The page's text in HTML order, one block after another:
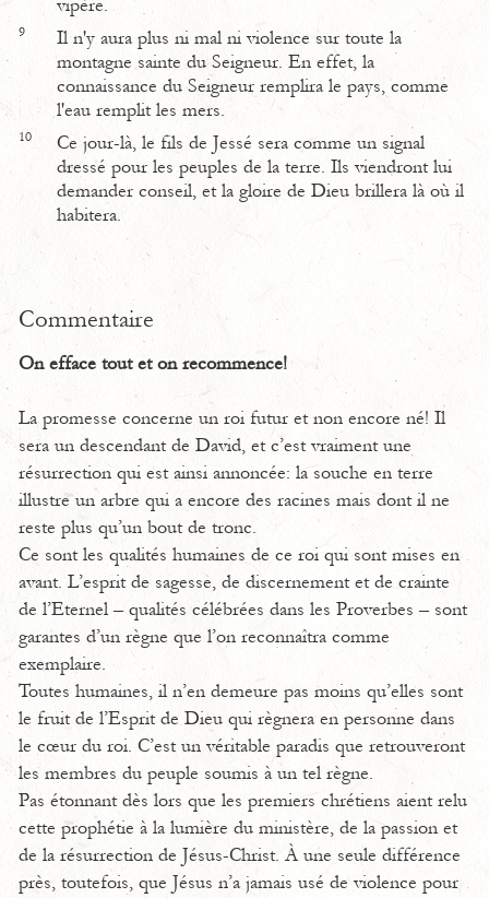
vipère.
9
Il n'y aura plus ni mal ni violence sur toute la
montagne sainte du Seigneur. En effet, la
connaissance du Seigneur remplira le pays, comme
l'eau remplit les mers.
10
Ce jour-là, le fils de Jessé sera comme un signal
dressé pour les peuples de la terre. Ils viendront lui
demander conseil, et la gloire de Dieu brillera là où il
habitera.
Commentaire
On efface tout et on recommence!
La promesse concerne un roi futur et non encore né! Il
sera un descendant de David, et c’est vraiment une
résurrection qui est ainsi annoncée: la souche en terre
illustre un arbre qui a encore des racines mais dont il ne
reste plus qu’un bout de tronc.
Ce sont les qualités humaines de ce roi qui sont mises en
avant. L’esprit de sagesse, de discernement et de crainte
de l’Eternel – qualités célébrées dans les Proverbes – sont
garantes d’un règne que l’on reconnaîtra comme
exemplaire.
Toutes humaines, il n’en demeure pas moins qu’elles sont
le fruit de l’Esprit de Dieu qui règnera en personne dans
le cœur du roi. C’est un véritable paradis que retrouveront
les membres du peuple soumis à un tel règne.
Pas étonnant dès lors que les premiers chrétiens aient relu
cette prophétie à la lumière du ministère, de la passion et
de la résurrection de Jésus-Christ. À une seule différence
près, toutefois, que Jésus n’a jamais usé de violence pour